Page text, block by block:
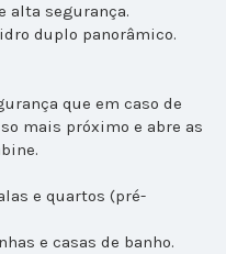
alta segurança.
duplo panorâmico.
que em caso de
mais próximo e abre as
e quartos (pré-
e casas de banho.